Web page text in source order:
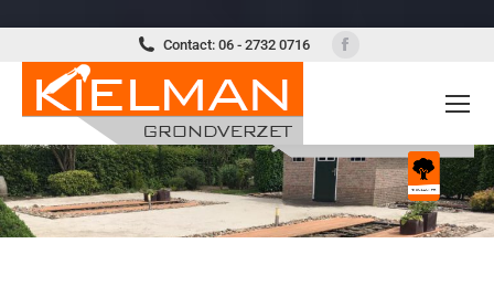
Contact: 06 - 2732 0716
new
window